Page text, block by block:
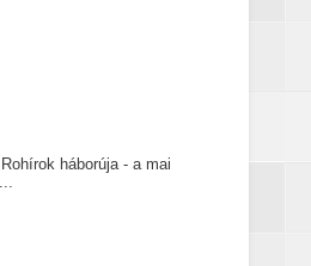
háborúja - a mai